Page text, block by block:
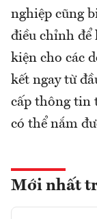
nghiệp cũng
điều chỉnh để
kiện cho các
kết ngay từ
cấp thông tin
có thể nắm
Mới nhất